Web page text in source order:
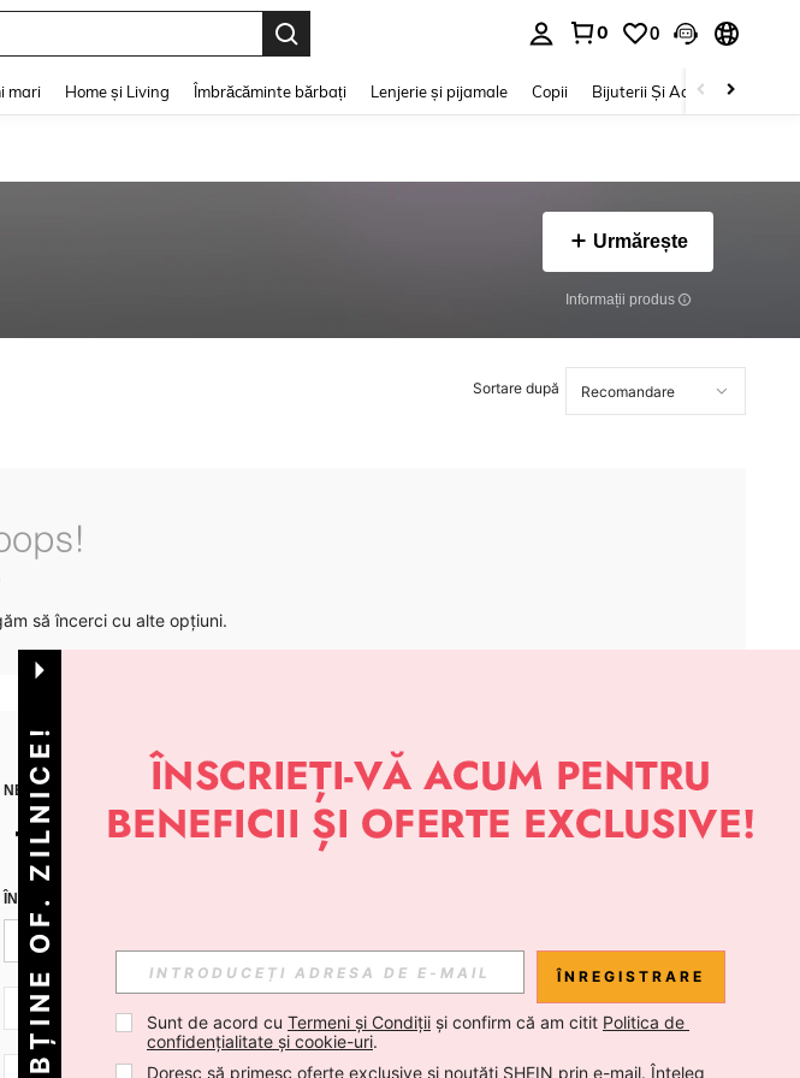
0 0
mari Home și Living Îmbrăcăminte bărbați Lenjerie și pijamale Copii Bijuterii Și Accesorii
Urmărește
Informații produs
Sortare după
să încerci cu alte opțiuni.
NE GĂSEȘTI PE APLICAȚIE
ÎNREGISTREAZĂ-TE PENTRU A PRIMI NOUTĂȚI DESPRE STIL DE LA SHEIN
RO + 40 Abonare
OBȚINE OF. ZILNICE! ÎNREGISTRARE
Sunt de acord cu Termeni și Condiții și confirm că am citit Politica de
confidențialitate și cookie-uri.
Doresc să primesc oferte exclusive și noutăți SHEIN prin e-mail. Înțeleg